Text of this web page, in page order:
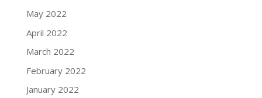
May 2022
April 2022
March 2022
February 2022
January 2022